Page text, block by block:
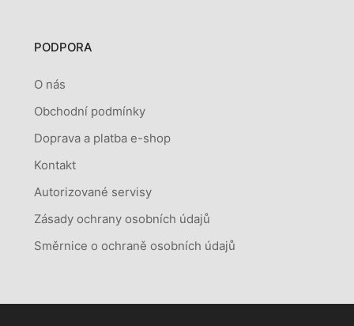
PODPORA
O nás
Obchodní podmínky
Doprava a platba e-shop
Kontakt
Autorizované servisy
Zásady ochrany osobních údajů
Směrnice o ochraně osobních údajů